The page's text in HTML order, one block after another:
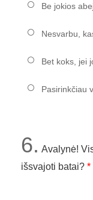
Be jokios
Nesvarbu,
Bet koks, jei
Pasirinkčiau
6. Avalynė!
išsvajoti batai?